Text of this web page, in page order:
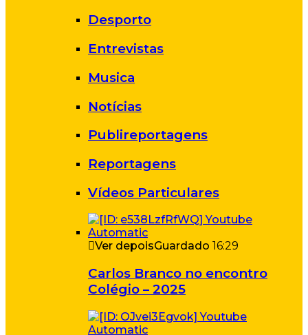
Desporto
Entrevistas
Musica
Notícias
Publireportagens
Reportagens
Vídeos Particulares
Ver depoisGuardado 16:29
Carlos Branco no encontro
Colégio – 2025